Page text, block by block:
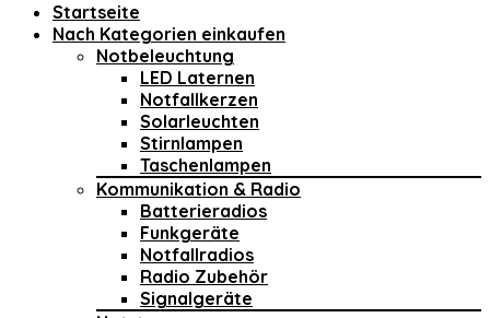
Startseite
Nach Kategorien einkaufen
Notbeleuchtung
LED Laternen
Notfallkerzen
Solarleuchten
Stirnlampen
Taschenlampen
Kommunikation & Radio
Batterieradios
Funkgeräte
Notfallradios
Radio Zubehör
Signalgeräte